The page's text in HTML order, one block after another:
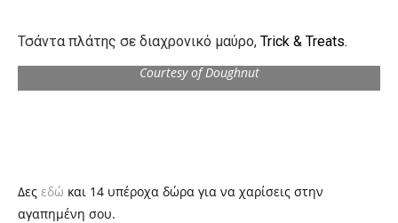
Τσάντα πλάτης σε διαχρονικό μαύρο, Trick & Treats.
Courtesy of Doughnut
Δες εδώ και 14 υπέροχα δώρα για να χαρίσεις στην
αγαπημένη σου.